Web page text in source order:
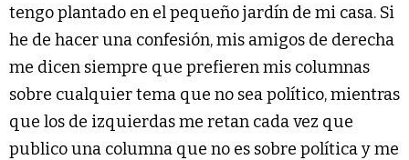
tengo plantado en el pequeño jardín de mi casa. Si
he de hacer una confesión, mis amigos de derecha
me dicen siempre que prefieren mis columnas
sobre cualquier tema que no sea político, mientras
que los de izquierdas me retan cada vez que
publico una columna que no es sobre política y me